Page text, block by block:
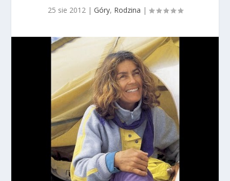
25 sie 2012| Góry, Rodzina |